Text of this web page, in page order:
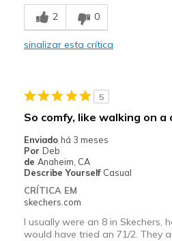
Comfortable
Stylish
View On Shoes
I'm Into Shoes
2 0
sinalizar esta crítica
5
So comfy, like walking on a
Enviado há 3 meses
Por Deb
de Anaheim, CA
Describe Yourself Casual
CRÍTICA EM
skechers.com
I usually were an 8 in Skechers,
would have tried an 71/2. They